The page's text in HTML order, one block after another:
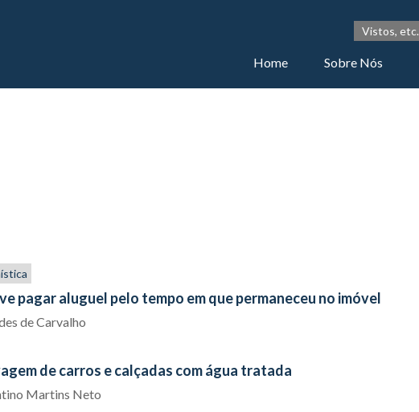
Vistos, etc.
Home Sobre Nós
pagar aluguel pelo tempo em que permaneceu no imóvel
de Carvalho
de carros e calçadas com água tratada
Martins Neto